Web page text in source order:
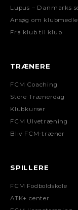
Lupus – Danmarks
Ansøg om
Fra klub til klub
TRÆNERE
FCM Coaching
Store Trænerdag
Klubkurser
FCM Ulvetræning
Bliv FCM-træner
SPILLERE
FCM Fodboldskole
ATK+ center